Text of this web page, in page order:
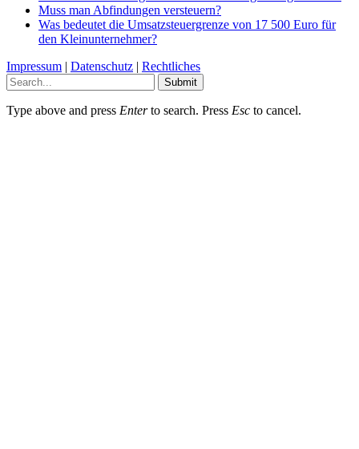
Muss man Abfindungen versteuern?
Was bedeutet die Umsatzsteuergrenze von 17 500 Euro für
den Kleinunternehmer?
Impressum | Datenschutz | Rechtliches
Submit
Type above and press Enterto search. Press Esc to cancel.